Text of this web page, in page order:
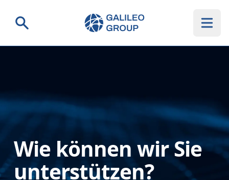
Suche Galileo Group AG
Wie können wir Sie
unterstützen?